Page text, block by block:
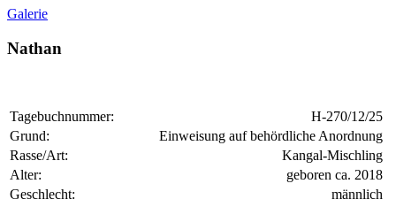
Galerie
Nathan
Tagebuchnummer:
H-270/12/25
Grund:
Einweisung auf behördliche Anordnung
Rasse/Art:
Kangal-Mischling
Alter:
geboren ca. 2018
Geschlecht:
männlich